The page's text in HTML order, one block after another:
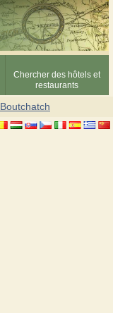
Chercher des hôtels et
restaurants
Boutchatch